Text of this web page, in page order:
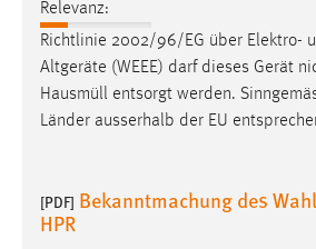
Relevanz:
Richtlinie 2002/96/EG über Elektro-
Altgeräte (WEEE) darf dieses Gerät
Hausmüll entsorgt werden.
Länder ausserhalb der EU
[PDF] Bekanntmachung des
HPR
MibewSessionID, MIBEW_UserID,
chat-frame-style-5e9dbeb1811c0446
Zweck:
Wird benötigt um die Chatfunktion
5e9dbeb1811c0446 =
Jahre, MIBEW_UserID = 1 Jahr